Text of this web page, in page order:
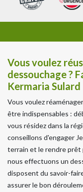
Vous voulez
dessouchage ?
Kermaria Sulard
Vous voulez
être indispensables :
vous résidez dans la
conseillons d'engager
terrain et le rendre prêt
nous effectuons un
disposent du savoir-
assurer le bon